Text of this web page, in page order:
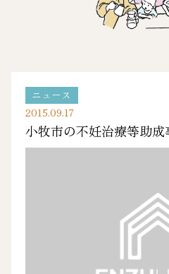
ニュース
2015.09.17
小牧市の不妊治療等助成